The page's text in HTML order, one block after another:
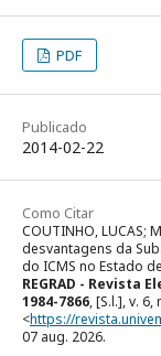
PDF
Publicado
2014-02-22
Como Citar
COUTINHO, LUCAS;
desvantagens da
do ICMS no Estado
REGRAD - Revista
1984-7866, [S.l.], v.
<https://
07 aug. 2026.